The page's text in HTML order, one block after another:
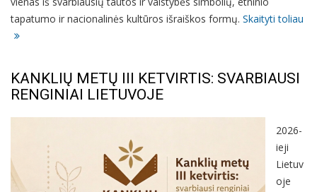
tapatumo ir nacionalinės kultūros išraiškos formų. Skaityti toliau
KANKLIŲ METŲ III KETVIRTIS: SVARBIAUSI
RENGINIAI LIETUVOJE
2026-
ieji
Lietuv
oje